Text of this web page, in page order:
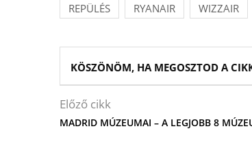
REPÜLÉS RYANAIR WIZZAIR
KÖSZÖNÖM, HA MEGOSZTOD A
Előző cikk
MADRID MÚZEUMAI – A LEGJOBB 8